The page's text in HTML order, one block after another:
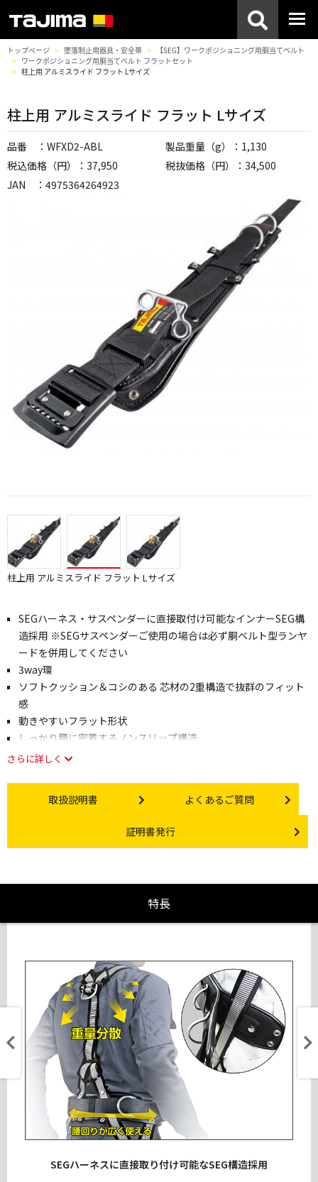
トップページ 墜落制止用器具・安全帯
【SEG】ワークポジショニング用胴当てベルト
ワークポジショニング用胴当てベルト フラットセット
柱上用 アルミスライド フラット Lサイズ
柱上用 アルミスライド フラット Lサイズ
品番 ：WFXD2-ABL
製品重量（g）：1,130
税込価格（円）：37,950
税抜価格（円）：34,500
JAN ：4975364264923
柱上用 アルミスライド フラット Lサイズ
SEGハーネス・サスペンダーに直接取付け可能なインナーSEG構
造採用 ※SEGサスペンダーご使用の場合は必ず胴ベルト型ランヤ
ードを併用してください
3way環
ソフトクッション＆コシのある 芯材の2重構造で抜群のフィット
感
動きやすいフラット形状
しっかり腰に密着するノンスリップ構造
さらに詳しく
Instruction manual
取扱説明書 Other link
よくあるご質問
Certificate Issuance
証明書発行
特長
SEGハーネスに直接取り付け可能なSEG構造採用